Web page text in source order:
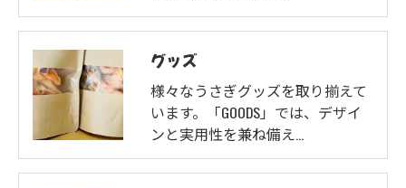
グッズ
様々なうさぎグッズを取り揃えて
います。「GOODS」では、デザイ
ンと実用性を兼ね備え…